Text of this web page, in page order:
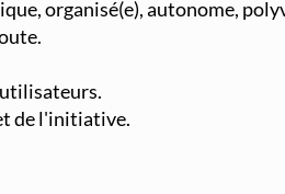
organisé(e), autonome,
de l'initiative.